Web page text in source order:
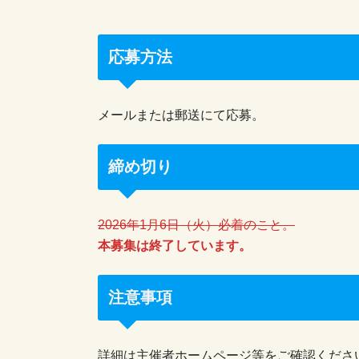
応募方法
メールまたは郵送にて応募。
締め切り
2026年1月6日（火）必着のこと。
本募集は終了しています。
注意事項
詳細は主催者ホームページ等をご確認くださ